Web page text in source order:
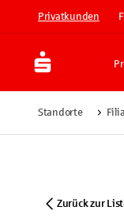
Privatkunden
Standorte
Zurück zur